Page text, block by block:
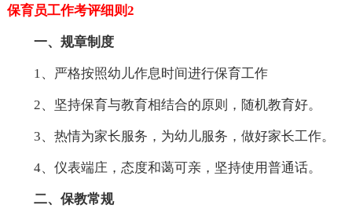
保育员工作考评细则2
一、规章制度
1、严格按照幼儿作息时间进行保育工作
2、坚持保育与教育相结合的原则，随机教育好。
3、热情为家长服务，为幼儿服务，做好家长工作。
4、仪表端庄，态度和蔼可亲，坚持使用普通话。
二、保教常规